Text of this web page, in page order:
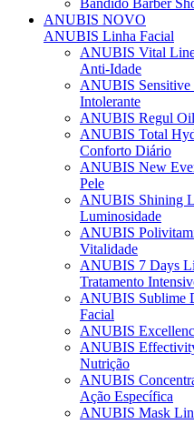
Bandido Barber
ANUBIS NOVO
ANUBIS Linha Facial
ANUBIS Vital Line
Anti-Idade
ANUBIS Sensitive
Intolerante
ANUBIS Regul
ANUBIS Total
Conforto Diário
ANUBIS New
Pele
ANUBIS Shining
Luminosidade
ANUBIS
Vitalidade
ANUBIS 7 Days
Tratamento
ANUBIS Sublime
Facial
ANUBIS
ANUBIS
Nutrição
ANUBIS
Ação Específica
ANUBIS Mask